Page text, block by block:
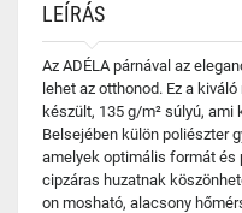
LEÍRÁS
Az ADÉLA párnával az
lehet az otthonod. Ez a
készült, 135 g/m² súlyú,
Belsejében külön poliészter
amelyek optimális formát és
cipzáras huzatnak
on mosható, alacsony